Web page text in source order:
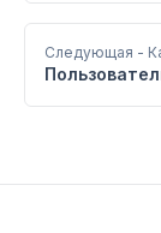
Следующая -